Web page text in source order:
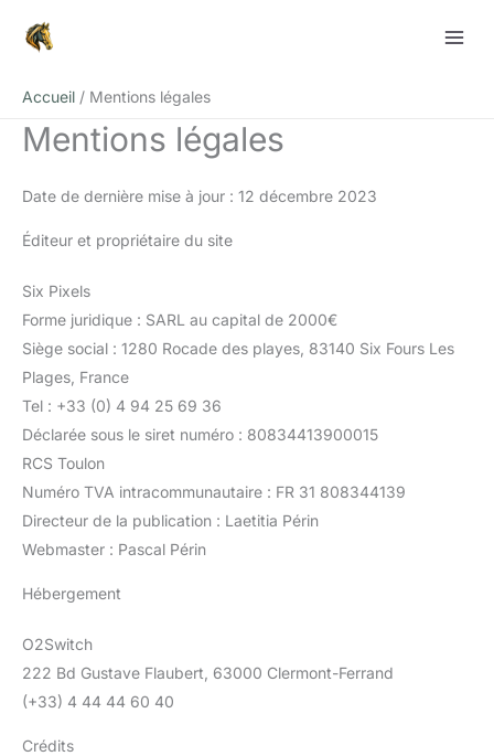
Accueil
Mentions légales
Mentions légales
Date de dernière mise à jour : 12 décembre 2023
Éditeur et propriétaire du site
Six Pixels
Forme juridique : SARL au capital de 2000€
Siège social : 1280 Rocade des playes, 83140 Six Fours Les
Plages, France
Tel : +33 (0) 4 94 25 69 36
Déclarée sous le siret numéro : 80834413900015
RCS Toulon
Numéro TVA intracommunautaire : FR 31 808344139
Directeur de la publication : Laetitia Périn
Webmaster : Pascal Périn
Hébergement
O2Switch
222 Bd Gustave Flaubert, 63000 Clermont-Ferrand
(+33) 4 44 44 60 40
Crédits